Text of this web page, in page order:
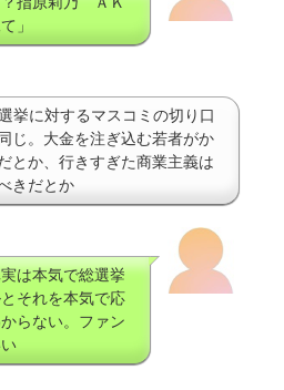
」
挙に対するマスコミの切り口
じ。大金を注ぎ込む若者がか
とか、行きすぎた商業主義は
きだとか
は本気で総選挙
それを本気で応
らない。ファン